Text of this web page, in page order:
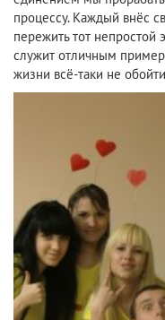
процессу. Каждый внёс
пережить тот
служит отличным
жизни всё-таки не